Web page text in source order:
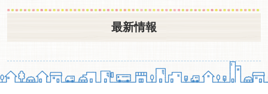
最新情報